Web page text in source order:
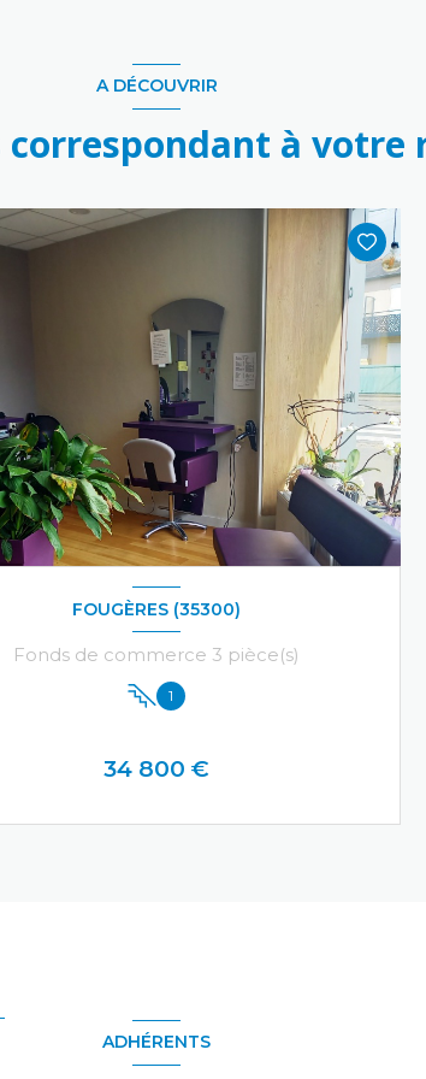
A DÉCOUVRIR
à votre
FOUGÈRES (35300)
Fonds de commerce 3 pièce(s)
1
34 800 €
ADHÉRENTS